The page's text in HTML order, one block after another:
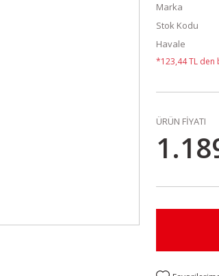
Marka
Stok Kodu
Havale
*123,44 TL den
ÜRÜN FİYATI